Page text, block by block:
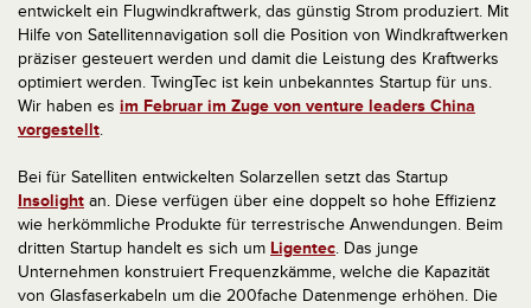
entwickelt ein Flugwindkraftwerk, das günstig Strom produziert. Mit
Hilfe von Satellitennavigation soll die Position von Windkraftwerken
präziser gesteuert werden und damit die Leistung des Kraftwerks
optimiert werden. TwingTec ist kein unbekanntes Startup für uns.
Wir haben es im Februar im Zuge von venture leaders China
vorgestellt.
Bei für Satelliten entwickelten Solarzellen setzt das Startup
Insolight an. Diese verfügen über eine doppelt so hohe Effizienz
wie herkömmliche Produkte für terrestrische Anwendungen. Beim
dritten Startup handelt es sich um Ligentec. Das junge
Unternehmen konstruiert Frequenzkämme, welche die Kapazität
von Glasfaserkabeln um die 200fache Datenmenge erhöhen. Die